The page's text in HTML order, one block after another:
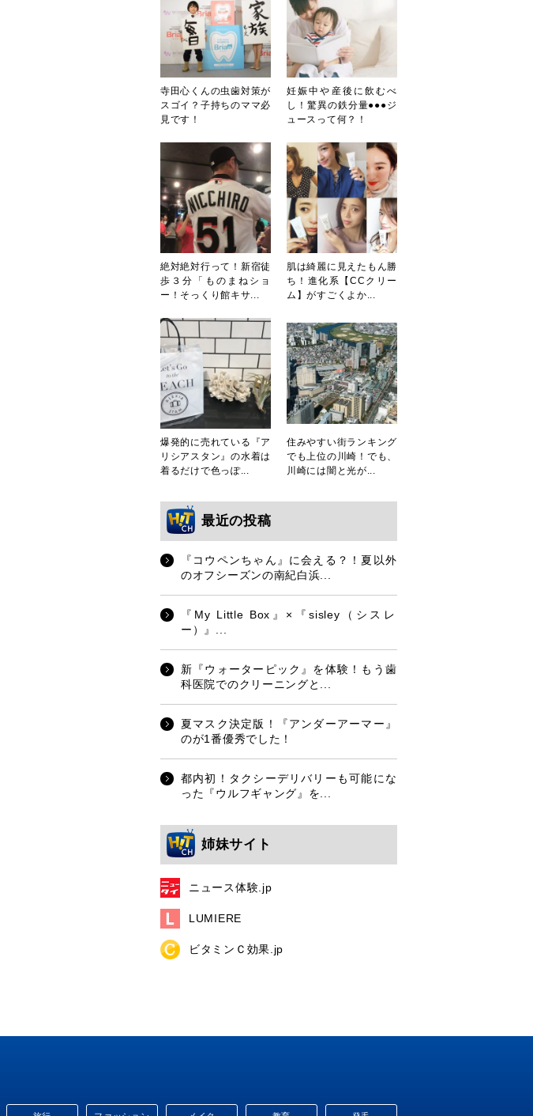
寺田心くんの虫歯対策が
スゴイ？子持ちのママ必
見です！
妊娠中や産後に飲むべ
し！驚異の鉄分量●●●ジ
ュースって何？！
絶対絶対行って！新宿徒
歩３分「ものまねショ
ー！そっくり館キサ...
肌は綺麗に見えたもん勝
ち！進化系【CCクリー
ム】がすごくよか...
爆発的に売れている『ア
リシアスタン』の水着は
着るだけで色っぽ...
住みやすい街ランキング
でも上位の川崎！でも、
川崎には闇と光が...
最近の投稿
『コウペンちゃん』に会える？！夏以外
のオフシーズンの南紀白浜...
『My Little Box』×『sisley（シスレ
ー）』...
新『ウォーターピック』を体験！もう歯
科医院でのクリーニングと...
夏マスク決定版！『アンダーアーマー』
のが1番優秀でした！
都内初！タクシーデリバリーも可能にな
った『ウルフギャング』を...
姉妹サイト
ニュース体験.jp
LUMIERE
ビタミンＣ効果.jp